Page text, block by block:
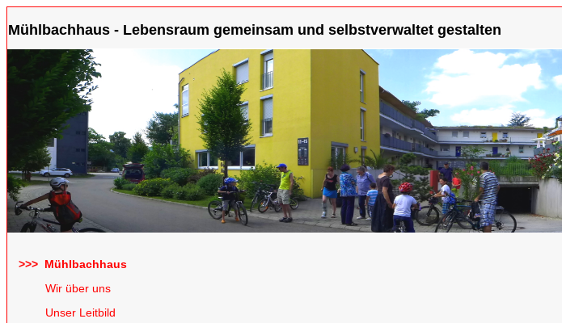
Mühlbachhaus - Lebensraum gemeinsam und selbstverwaltet gestalten
>>> Mühlbachhaus
Wir über uns
Unser Leitbild